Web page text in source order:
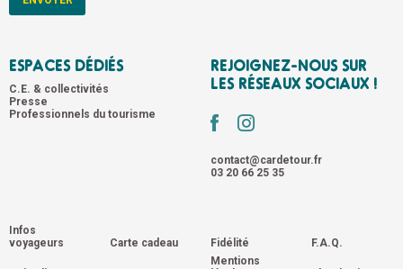
ESPACES DÉDIÉS
C.E. & collectivités
Presse
Professionnels du tourisme
REJOIGNEZ-NOUS SUR
LES RÉSEAUX SOCIAUX !
contact@cardetour.fr
03 20 66 25 35
Infos
voyageurs
Carte cadeau Fidélité F.A.Q.
Mentions